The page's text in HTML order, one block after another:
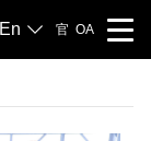
En 官 OA